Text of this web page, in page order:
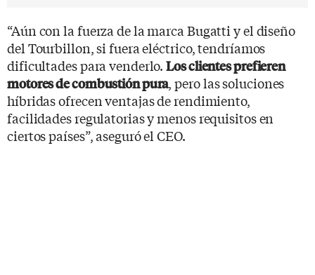
“Aún con la fuerza de la marca Bugatti y el diseño
del Tourbillon, si fuera eléctrico, tendríamos
dificultades para venderlo.Los clientes prefieren
motores de combustión pura, pero las soluciones
híbridas ofrecen ventajas de rendimiento,
facilidades regulatorias y menos requisitos en
ciertos países”, aseguró el CEO.